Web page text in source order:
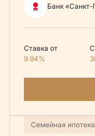
Банк «Санкт-
Ставка от
9.94%
Семейная ипотека